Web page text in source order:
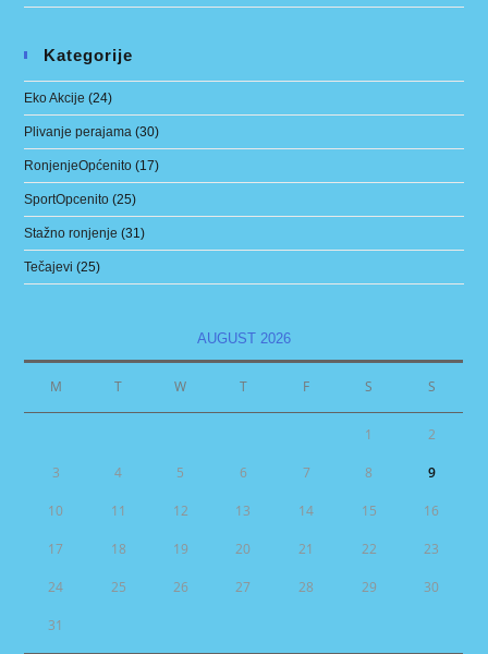
Kategorije
Eko Akcije (24)
Plivanje perajama (30)
RonjenjeOpćenito (17)
SportOpcenito (25)
Stažno ronjenje (31)
Tečajevi (25)
AUGUST 2026
M T W T F S S
1 2
3 4 5 6 7 8 9
10 11 12 13 14 15 16
17 18 19 20 21 22 23
24 25 26 27 28 29 30
31